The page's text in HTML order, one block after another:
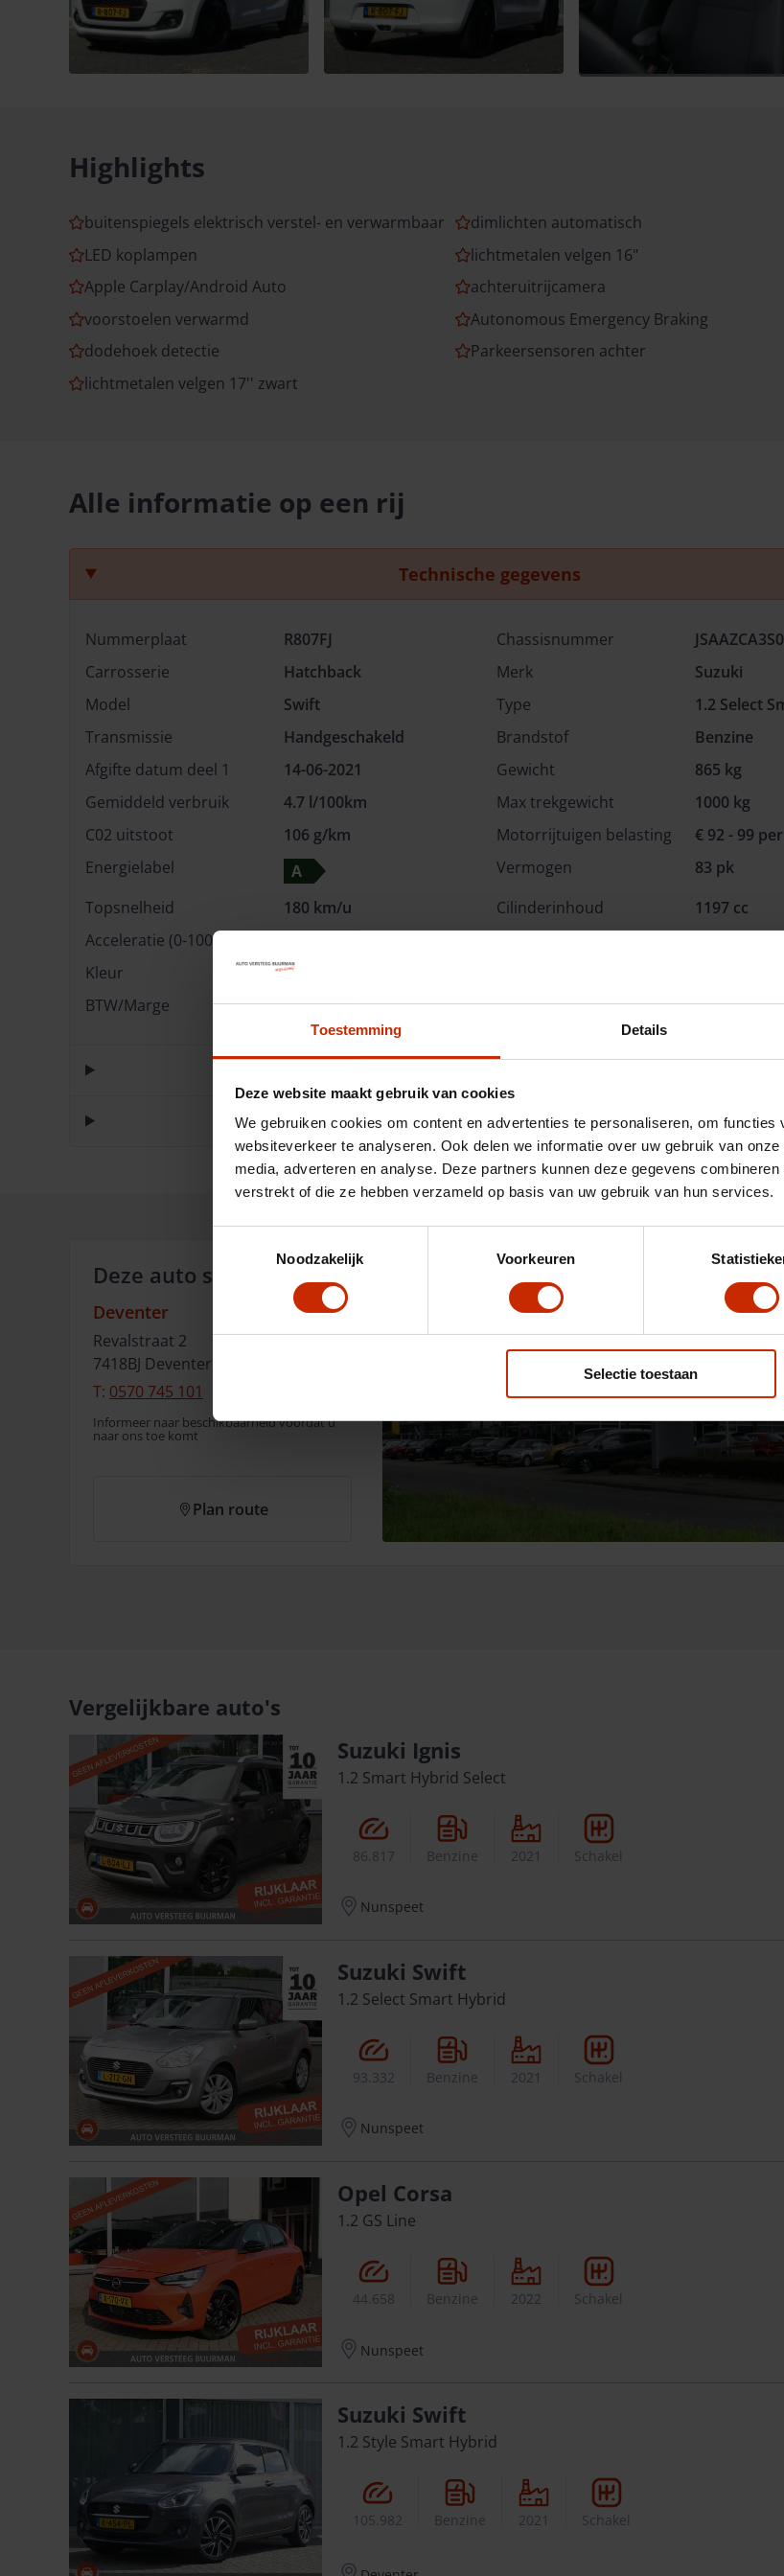
Toestemming Details
Deze website maakt gebruik van cookies
We gebruiken cookies om content en advertenties te personaliseren, om functies
websiteverkeer te analyseren. Ook delen we informatie over uw gebruik van
media, adverteren en analyse. Deze partners kunnen deze gegevens
verstrekt of die ze hebben verzameld op basis van uw gebruik van hun services.
Noodzakelijk
Voorkeuren
Selectie toestaan
Highlights
buitenspiegels elektrisch verstel- en verwarmbaar dimlichten automatisch
LED koplampen
lichtmetalen velgen 16"
Apple Carplay/Android Auto
achteruitrijcamera
voorstoelen verwarmd
Autonomous Emergency Braking
dodehoek detectie
Parkeersensoren achter
lichtmetalen velgen 17'' zwart
Alle informatie op een rij
Technische gegevens
Nummerplaat R807FJ Chassisnummer
Carrosserie
Hatchback Merk
Suzuki
Model
Swift Type
1.2 Select
Transmissie
Handgeschakeld Brandstof
Benzine
Afgifte datum deel 1
14-06-2021 Gewicht
865 kg
Gemiddeld verbruik
4.7 l/100km Max trekgewicht
1000 kg
C02 uitstoot
106 g/km Motorrijtuigen belasting
€ 92 - 99
Energielabel
A Vermogen
83 pk
Topsnelheid
180 km/u Cilinderinhoud
1197 cc
Acceleratie (0-100km)
Kleur
Wit
BTW/Marge
Marge
Omschrijving
Deze auto staat in:
Deventer
Revalstraat 2
7418BJ Deventer
T: 0570 745 101
Informeer naar beschikbaarheid voordat u
naar ons toe komt
Plan route
Vergelijkbare auto's
Suzuki Ignis
1.2 Smart Hybrid Select
86.817 Benzine 2021 Schakel
Nunspeet
Suzuki Swift
1.2 Select Smart Hybrid
93.332 Benzine 2021 Schakel
Nunspeet
Opel Corsa
1.2 GS Line
44.658 Benzine 2022 Schakel
Nunspeet
Suzuki Swift
1.2 Style Smart Hybrid
105.982 Benzine 2021 Schakel